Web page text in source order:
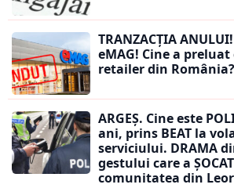
TRANZACȚIA
eMAG! Cine a
retailer din România?
ARGEȘ. Cine este
ani, prins BEAT la
serviciului. DRAMA
gestului care a
comunitatea din